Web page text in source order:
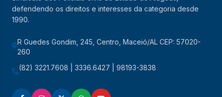
defendendo os direitos e interesses da categoria desde
1990.
R Guedes Gondim, 245, Centro, Maceió/AL CEP: 57020-
260
(82) 3221.7608 | 3336.6427 | 98193-3838